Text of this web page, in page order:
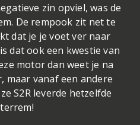
zin opviel, was de
De rempook zit net te
dat je je voet ver naar
dat ook een kwestie van
motor dan weet je na
maar vanaf een andere
S2R leverde hetzelfde